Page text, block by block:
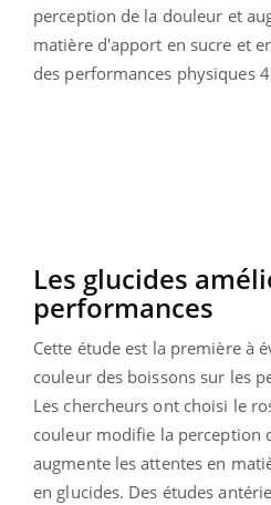
perception de la douleur et
matière d'apport en sucre et
des performances physiques
Les glucides
performances
Cette étude est la première à
couleur des boissons sur les
Les chercheurs ont choisi le
couleur modifie la perception
augmente les attentes en
en glucides. Des études